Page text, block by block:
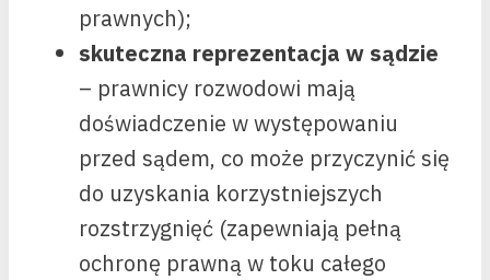
prawnych);
skuteczna reprezentacja w sądzie
– prawnicy rozwodowi mają
doświadczenie w występowaniu
przed sądem, co może przyczynić się
do uzyskania korzystniejszych
rozstrzygnięć (zapewniają pełną
ochronę prawną w toku całego